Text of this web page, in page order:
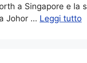
a Singapore e la
Johor … Leggi tutto